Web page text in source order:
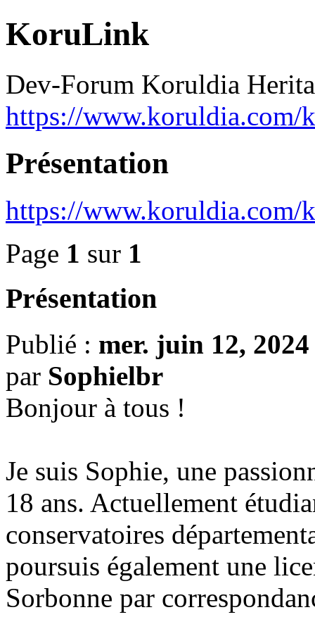
KoruLink
Dev-Forum Koruldia
https://www.koruldia.com/
Présentation
https://
Page 1 sur 1
Présentation
Publié : mer. juin 12,
par Sophielbr
Bonjour à tous !
Je suis Sophie, une
18 ans. Actuellement
conservatoires
poursuis également une
Sorbonne par